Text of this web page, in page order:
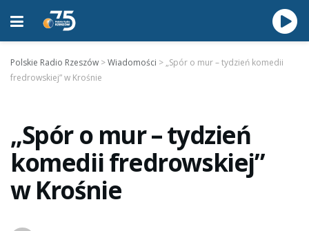
Polskie Radio Rzeszów >Wiadomości > „Spór o mur – tydzień komedii
fredrowskiej” w Krośnie
„Spór o mur – tydzień
komedii fredrowskiej”
w Krośnie